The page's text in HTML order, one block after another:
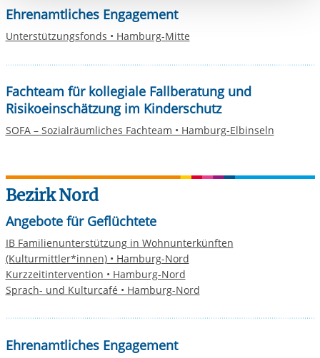
Einwilligung.
Ehrenamtliches Engagement
Unterstützungsfonds • Hamburg-Mitte
Fachteam für kollegiale Fallberatung und
Risikoeinschätzung im Kinderschutz
SOFA – Sozialräumliches Fachteam • Hamburg-Elbinseln
Bezirk Nord
Angebote für Geflüchtete
IB Familienunterstützung in Wohnunterkünften
(Kulturmittler*innen) • Hamburg-Nord
Kurzzeitintervention • Hamburg-Nord
Sprach- und Kulturcafé • Hamburg-Nord
Ehrenamtliches Engagement